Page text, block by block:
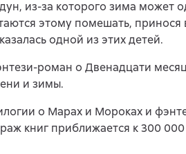
из-за которого зима может
этому помешать, принося
одной из этих детей.
роман о Двенадцати
и зимы.
о Марах и Мороках и
книг приближается к 300 000